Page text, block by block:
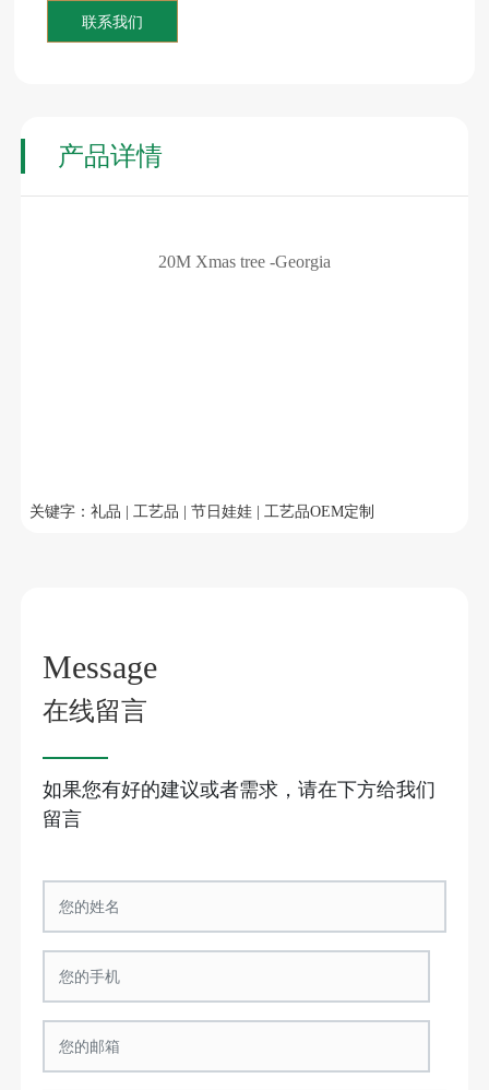
联系我们
产品详情
20M Xmas tree -Georgia
关键字：礼品 | 工艺品 | 节日娃娃 | 工艺品OEM定制
Message
在线留言
如果您有好的建议或者需求，请在下方给我们
留言